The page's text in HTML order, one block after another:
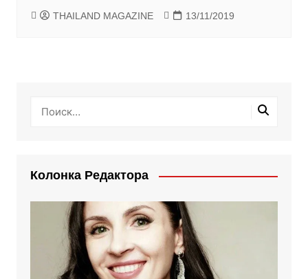
THAILAND MAGAZINE 13/11/2019
Колонка Редактора